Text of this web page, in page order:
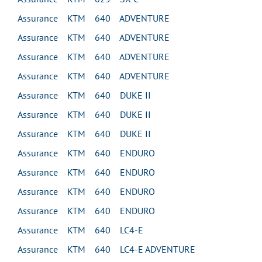
Assurance KTM 640 ADVENTURE
Assurance KTM 640 ADVENTURE
Assurance KTM 640 ADVENTURE
Assurance KTM 640 ADVENTURE
Assurance KTM 640 DUKE II
Assurance KTM 640 DUKE II
Assurance KTM 640 DUKE II
Assurance KTM 640 ENDURO
Assurance KTM 640 ENDURO
Assurance KTM 640 ENDURO
Assurance KTM 640 ENDURO
Assurance KTM 640 LC4-E
Assurance KTM 640 LC4-E ADVENTURE